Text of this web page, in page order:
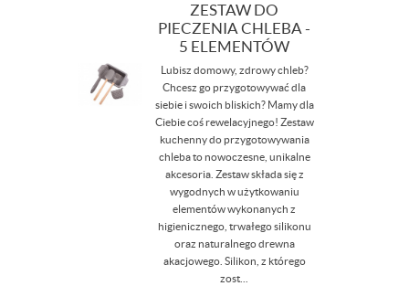
ZESTAW DO
PIECZENIA CHLEBA -
5 ELEMENTÓW
Lubisz domowy, zdrowy chleb?
Chcesz go przygotowywać dla
siebie i swoich bliskich? Mamy dla
Ciebie coś rewelacyjnego! Zestaw
kuchenny do przygotowywania
chleba to nowoczesne, unikalne
akcesoria. Zestaw składa się z
wygodnych w użytkowaniu
elementów wykonanych z
higienicznego, trwałego silikonu
oraz naturalnego drewna
akacjowego. Silikon, z którego
zost...